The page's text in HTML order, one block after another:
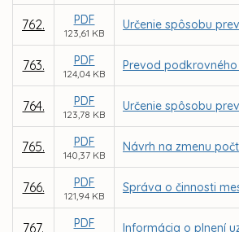
762. PDF
123,61 KB
Určenie spôsobu
763. PDF
124,04 KB
Prevod
764. PDF
123,78 KB
Určenie spôsobu
765. PDF
140,37 KB
Návrh na zmenu
766. PDF
121,94 KB
Správa o činnosti
767. PDF Informácia o plnení